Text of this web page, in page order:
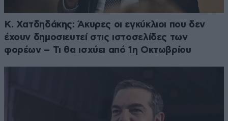
Κ. Χατδηδάκης: Άκυρες οι εγκύκλιοι που δεν
έχουν δημοσιευτεί στις ιστοσελίδες των
φορέων – Τι θα ισχύει από 1η Οκτωβρίου